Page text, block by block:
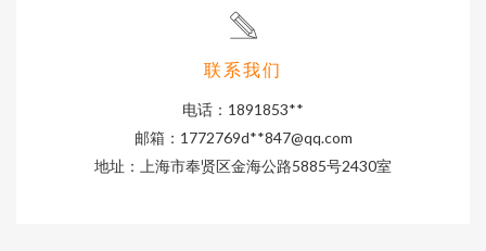
联系我们
电话：1891853**
邮箱：1772769d**847@qq.com
地址：上海市奉贤区金海公路5885号2430室